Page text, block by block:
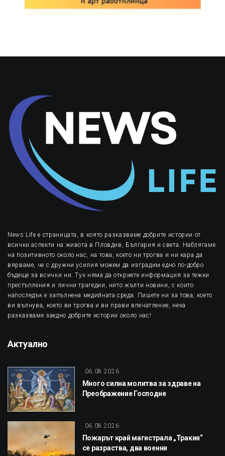
News Life е страницата, в която разказваме добрите истории от
всички аспекти на живота в Пловдив, България и света. Наблягаме
на позитивното около нас, на това, което ни трогва и ни кара да
вярваме, че с дружни усилия можем да изградим едно по-добро
бъдеще за всички ни. Тук няма да откриете информация за тежки
престъпления и лични трагедии, нито жълти новини, с които
напоследък е запълнена медийната среда. Пишете ни за това, което
ви вълнува, което ви трогва и ви прави впечатление, нека
разказваме заедно добрите истории около нас!
Актуално
06.08.2026
Много силна молитва за здраве на
Преображение Господне
06.08.2026
Пожарът край магистрала „Тракия“
се разраства, два военни